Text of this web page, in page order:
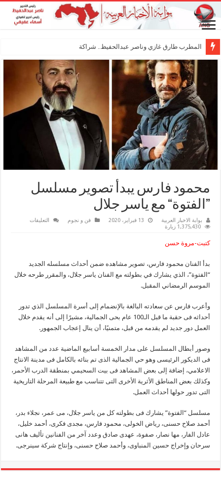
المطرب طارق غازي وناصر عبدالحفيظ.. شراكة فنية ترس
محمود فارس يبدأ تصوير مسلسل
”الفتوة“ مع ياسر جلال
بوابة الاخبار العربية 13 فبراير، 2020 فن و نجوم التعليقات
مع
ياسر
جلال
1,375,430 زيارة
كتبت-مروة حسن
بدأ الفنان محمود فارس، تصوير مشاهده ضمن أحداث مسلسله الجديد
“الفتوة”، الذي يشارك في بطولته مع الفنان ياسر جلال، والمقرر طرحه خلال
الموسم الرمضاني المقبل.
وأعرب فارس عن سعادته البالغة بالإنضمام إلى أسرة المسلسل الذي تدور
أحداثه فى حقبة ما قبل الـ100 عام بحى الجمالية، مشيرًا إلى أنه يقدم خلال
العمل دور جديد لم يقدمه من قبل، متمنيًا، أن ينال إعجاب الجمهور.
وصور أبطال المسلسل على مدار الخمسة أسابيع الماضية عدد من المشاهد
فى الديكور الرئيسى وهو حي الجمالية الذى تم بنائه بالكامل فى مدينة الانتاج
الاعلامي، إضافة إلى بعض المشاهد فى بيت السحيمي بمنطقة الدرب الأحمر،
وكذلك بعض المناطق الأثرية الأخرى التى تتناسب مع طبيعة المرحلة التاريخية
التى تدور حولها أحداث العمل.
مسلسل “الفتوة” يشارك فى بطولته كل من ياسر جلال، مى عمر، نجلاء بدر،
أحمد صلاح حسنى، رياض الخولى، محمود فارس، مجدى فكرى، أحمد خليل،
عادل الفار، مها نصار، صفوة، عهدى صادق وعدد آخر من الفنانين تأليف هانى
سرحان وإخراج حسين المنباوى، وأحمد صلاح حسنى، وإنتاج شركة سينرجى.